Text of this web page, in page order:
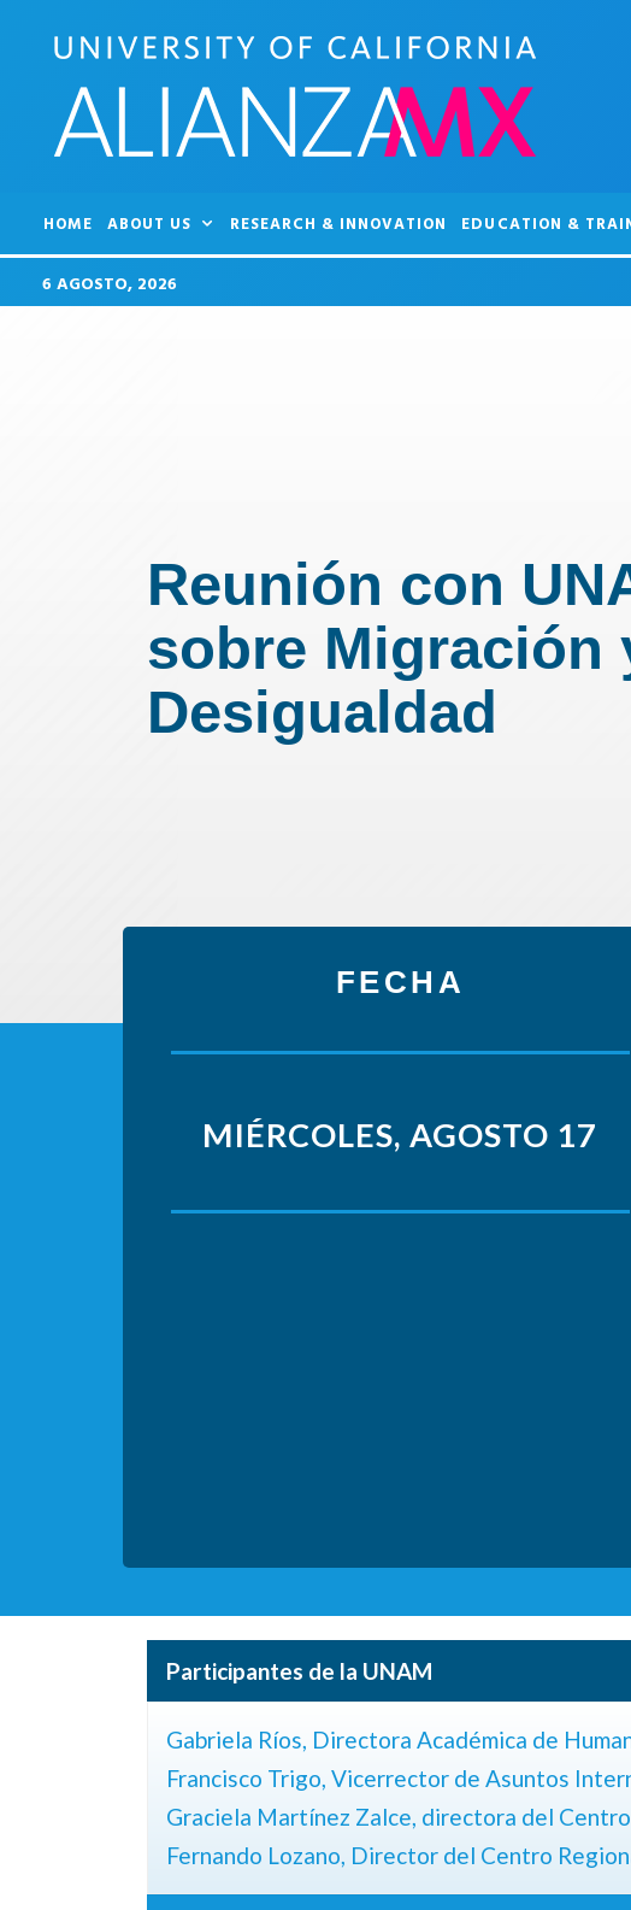
HOME ABOUT US RESEARCH & INNOVATION EDUCATION &
6 AGOSTO, 2026
Reunión con
sobre Migración
Desigualdad
FECHA
MIÉRCOLES, AGOSTO 17
Participantes de la UNAM
Gabriela Ríos, Directora Académica de
Francisco Trigo, Vicerrector de Asuntos
Graciela Martínez Zalce, directora del
Fernando Lozano, Director del Centro